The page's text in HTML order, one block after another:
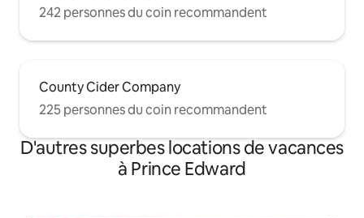
242 personnes du coin recommandent
County Cider Company
225 personnes du coin recommandent
D'autres superbes locations de vacances
à Prince Edward